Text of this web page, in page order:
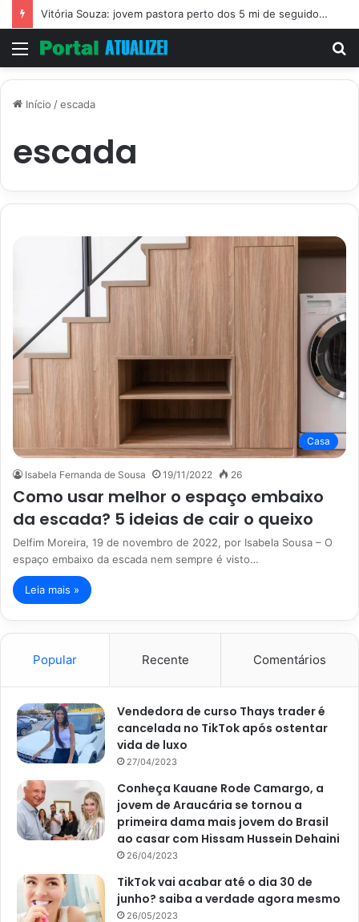
Vitória Souza: jovem pastora perto dos 5 mi de seguidores na web
Menu
Início /escada
escada
Casa
Isabela Fernanda de Sousa 19/11/2022 26
Como usar melhor o espaço embaixo
da escada? 5 ideias de cair o queixo
Delfim Moreira, 19 de novembro de 2022, por Isabela Sousa – O
espaço embaixo da escada nem sempre é visto…
Leia mais »
Popular Recente Comentários
Vendedora de curso Thays trader é
cancelada no TikTok após ostentar
vida de luxo
27/04/2023
Conheça Kauane Rode Camargo, a
jovem de Araucária se tornou a
primeira dama mais jovem do Brasil
ao casar com Hissam Hussein Dehaini
26/04/2023
TikTok vai acabar até o dia 30 de
junho? saiba a verdade agora mesmo
26/05/2023